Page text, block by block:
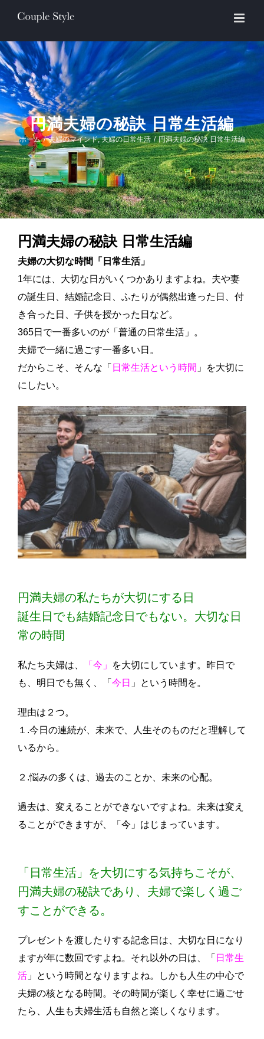
content
円満夫婦の秘訣 日常生活編
ホーム / 夫婦のマインド,夫婦の日常生活 / 円満夫婦の秘訣 日常生活編
円満夫婦の秘訣 日常生活編
夫婦の大切な時間「日常生活」
1年には、大切な日がいくつかありますよね。夫や妻
の誕生日、結婚記念日、ふたりが偶然出逢った日、付
き合った日、子供を授かった日など。
365日で一番多いのが「普通の日常生活」。
夫婦で一緒に過ごす一番多い日。
だからこそ、 そんな「 日常生活という時間 」を大切に
にしたい。
円満夫婦の私たちが大切にする日
誕生日でも結婚記念日でもない。大切な日
常の時間
私たち夫婦は、 「今」
を大切にしています。昨日で
も、明日でも無く、「 今日 」という時間を。
理由は２つ。
１.今日の連続が、未来で、人生そのものだと理解して
いるから。
２.悩みの多くは、過去のことか、未来の心配。
過去は、変えることができないですよね。未来は変え
ることができますが、「今」はじまっています。
「日常生活」を大切にする気持ちこそが、
円満夫婦の秘訣であり、夫婦で楽しく過ご
すことができる。
プレゼントを渡したりする記念日は、大切な日になり
ますが年に数回ですよね。それ以外の日は、「 日常生
活 」という時間となりますよね。しかも人生の中心で
夫婦の核となる時間。その時間が楽しく幸せに過ごせ
たら、人生も夫婦生活も自然と楽しくなります。